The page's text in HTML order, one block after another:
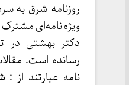
روزنامه شرق به
ویژه نامه‌ای
رسانده است.
نامه عبارتند از :